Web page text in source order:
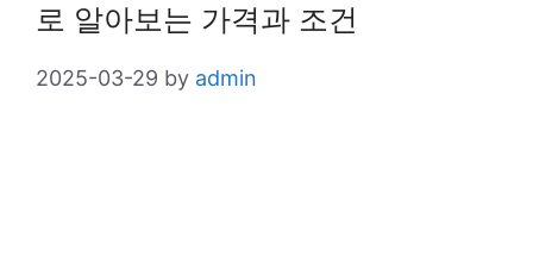
로 알아보는 가격과 조건
2025-03-29 by admin